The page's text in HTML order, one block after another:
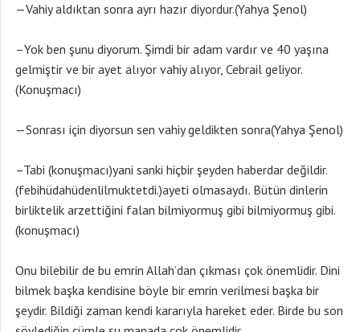
—Vahiy aldıktan sonra ayrı hazır diyordur.(Yahya Şenol)
–Yok ben şunu diyorum. Şimdi bir adam vardır ve 40 yaşına
gelmiştir ve bir ayet alıyor vahiy alıyor, Cebrail geliyor.
(Konuşmacı)
—Sonrası için diyorsun sen vahiy geldikten sonra(Yahya Şenol)
–Tabi (konuşmacı)yani sanki hiçbir şeyden haberdar değildir.
(febihüdahüdenlilmuktetdi.)ayeti olmasaydı. Bütün dinlerin
birliktelik arzettiğini falan bilmiyormuş gibi bilmiyormuş gibi.
(konuşmacı)
Onu bilebilir de bu emrin Allah’dan çıkması çok önemlidir. Dini
bilmek başka kendisine böyle bir emrin verilmesi başka bir
şeydir. Bildiği zaman kendi kararıyla hareket eder. Birde bu son